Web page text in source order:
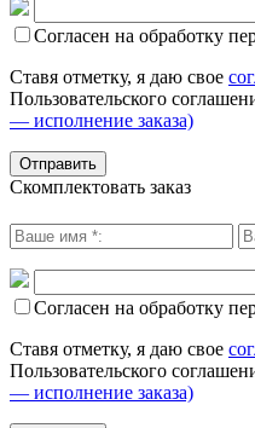
Согласен на обработку
Ставя отметку, я даю свое
Пользовательского
— исполнение заказа)
Скомплектовать заказ
Согласен на обработку
Ставя отметку, я даю свое
Пользовательского
— исполнение заказа)